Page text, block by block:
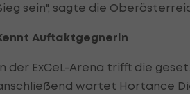
sein", sagte die
Auftaktgegnerin
der ExCeL-Arena trifft die
wartet Hortance